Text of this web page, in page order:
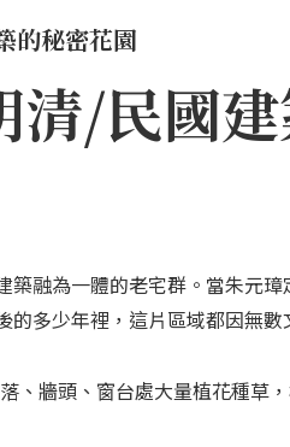
的秘密花園
清/民國
融為一體的老宅群。當朱元
多少年裡，這片區域都因無
、牆頭、窗台處大量植花種草